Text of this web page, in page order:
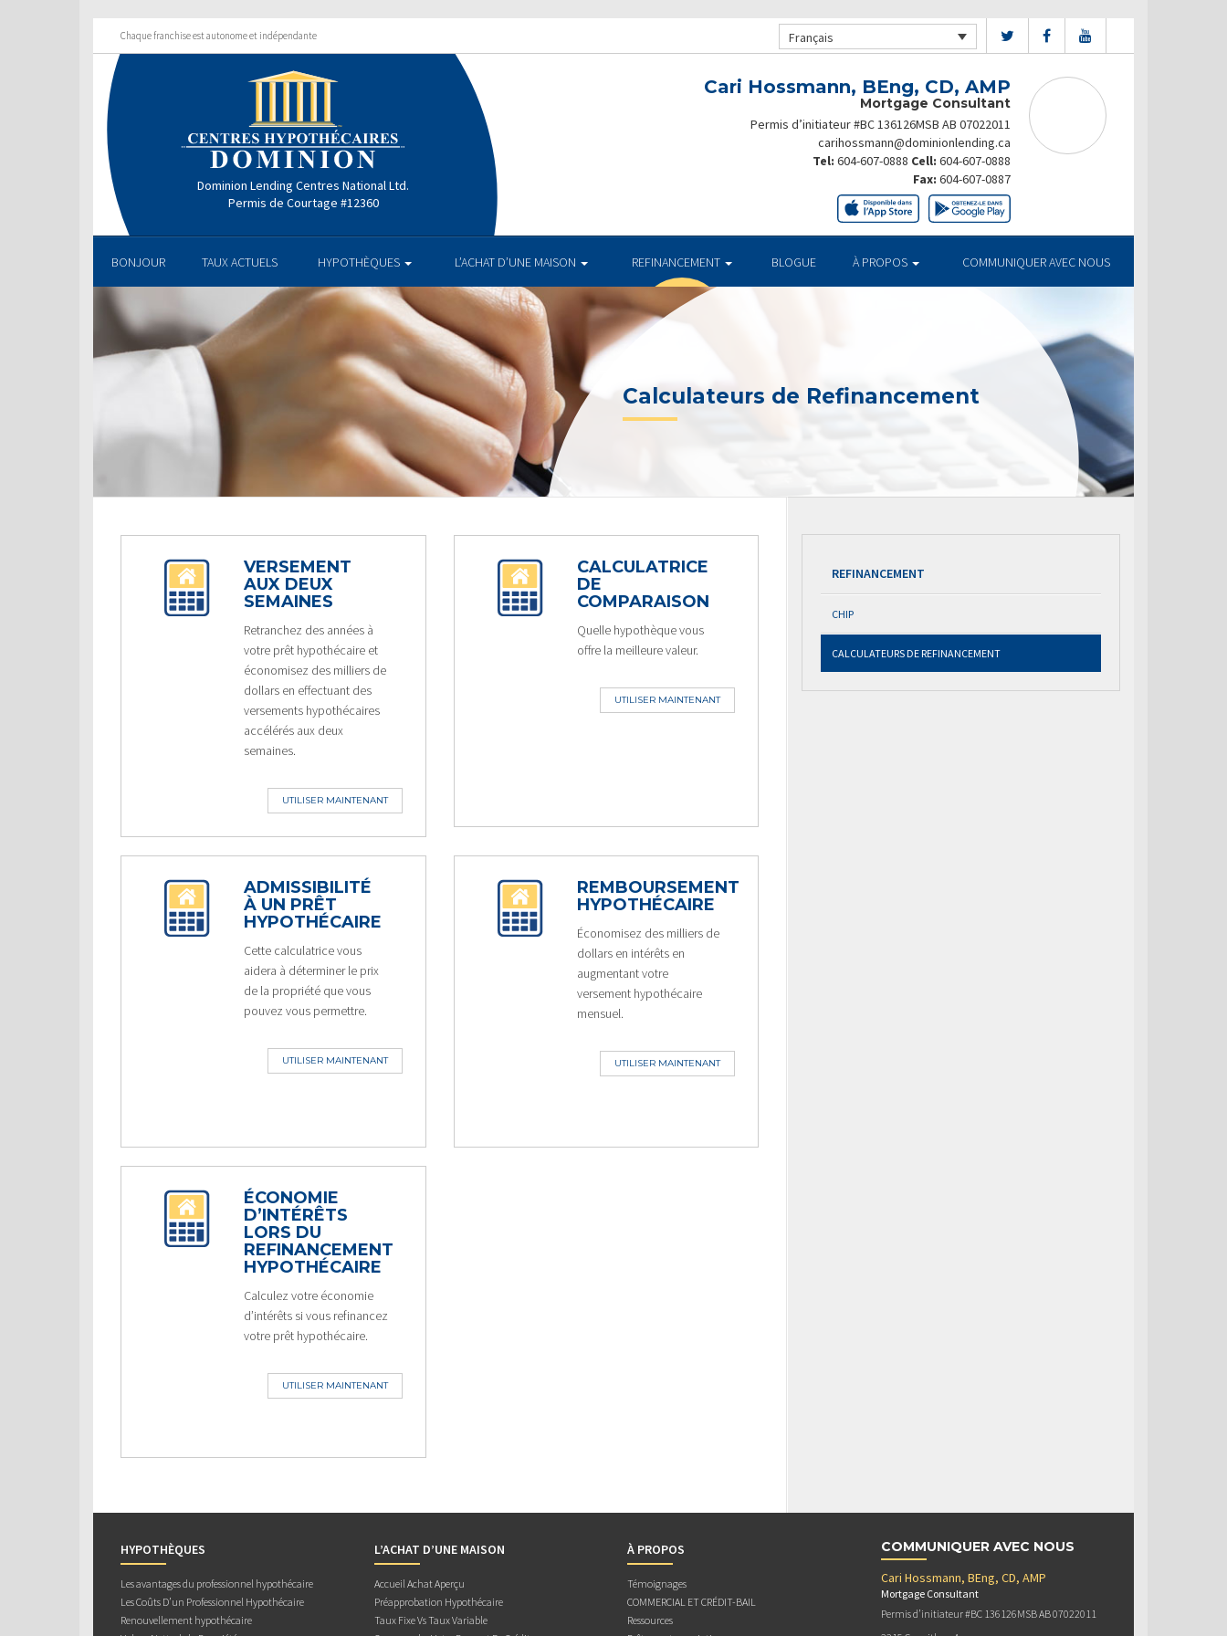
Chaque franchise est autonome et indépendante Français
Dominion Lending Centres National Ltd.
Permis de Courtage #12360
Cari Hossmann, BEng, CD, AMP
Mortgage Consultant
Permis d’initiateur #BC 136126MSB AB 07022011
carihossmann@dominionlending.ca
Tel: 604-607-0888 Cell: 604-607-0888
Fax: 604-607-0887
BONJOUR TAUX ACTUELS HYPOTHÈQUES L’ACHAT D’UNE MAISON REFINANCEMENT BLOGUE À PROPOS COMMUNIQUER AVEC NOUS
Calculateurs de Refinancement
VERSEMENT
AUX DEUX
SEMAINES
Retranchez des années à
votre prêt hypothécaire et
économisez des milliers de
dollars en effectuant des
versements hypothécaires
accélérés aux deux
semaines.
UTILISER MAINTENANT
CALCULATRICE
DE
COMPARAISON
Quelle hypothèque vous
offre la meilleure valeur.
UTILISER MAINTENANT
ADMISSIBILITÉ
À UN PRÊT
HYPOTHÉCAIRE
Cette calculatrice vous
aidera à déterminer le prix
de la propriété que vous
pouvez vous permettre.
UTILISER MAINTENANT
REMBOURSEMENT
HYPOTHÉCAIRE
Économisez des milliers de
dollars en intérêts en
augmentant votre
versement hypothécaire
mensuel.
UTILISER MAINTENANT
ÉCONOMIE
D’INTÉRÊTS
LORS DU
REFINANCEMENT
HYPOTHÉCAIRE
Calculez votre économie
d’intérêts si vous refinancez
votre prêt hypothécaire.
UTILISER MAINTENANT
REFINANCEMENT
CHIP
CALCULATEURS DE REFINANCEMENT
HYPOTHÈQUES
Les avantages du professionnel hypothécaire
Les Coûts D’un Professionnel Hypothécaire
Renouvellement hypothécaire
L’ACHAT D’UNE MAISON
Accueil Achat Aperçu
Préapprobation Hypothécaire
Taux Fixe Vs Taux Variable
À PROPOS
Témoignages
COMMERCIAL ET CRÉDIT-BAIL
Ressources
COMMUNIQUER AVEC NOUS
Cari Hossmann, BEng, CD, AMP
Mortgage Consultant
Permis d’initiateur #BC 136126MSB AB 07022011